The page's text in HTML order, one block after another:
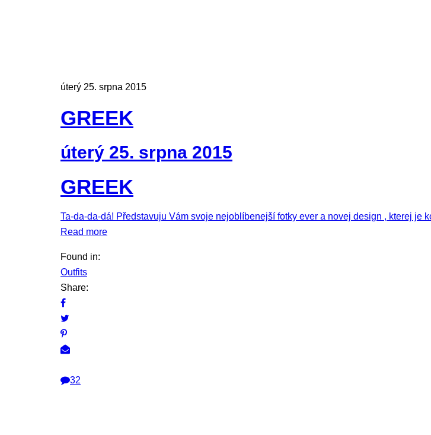
úterý 25. srpna 2015
GREEK
úterý 25. srpna 2015
GREEK
Ta-da-da-dá! Představuju Vám svoje nejoblíbenejší fotky ever a novej design , kterej je
Read more
Found in:
Outfits
Share:
32